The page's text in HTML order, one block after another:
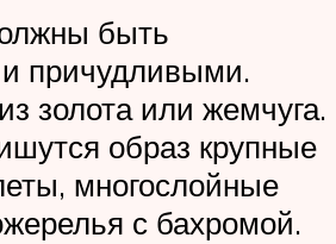
быть
причудливыми.
золота или жемчуга.
образ крупные
многослойные
с бахромой.